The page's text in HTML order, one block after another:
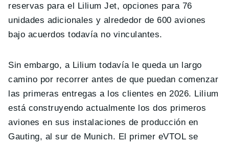
reservas para el Lilium Jet, opciones para 76
unidades adicionales y alrededor de 600 aviones
bajo acuerdos todavía no vinculantes.
Sin embargo, a Lilium todavía le queda un largo
camino por recorrer antes de que puedan comenzar
las primeras entregas a los clientes en 2026. Lilium
está construyendo actualmente los dos primeros
aviones en sus instalaciones de producción en
Gauting, al sur de Munich. El primer eVTOL se